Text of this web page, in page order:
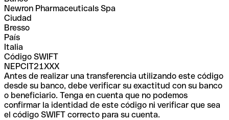
Newron Pharmaceuticals Spa
Ciudad
Bresso
País
Italia
Código SWIFT
NEPCIT21XXX
Antes de realizar una transferencia utilizando este código
desde su banco, debe verificar su exactitud con su banco
o beneficiario. Tenga en cuenta que no podemos
confirmar la identidad de este código ni verificar que sea
el código SWIFT correcto para su cuenta.